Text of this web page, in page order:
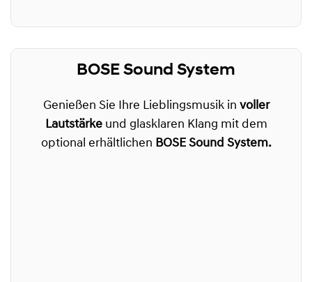
BOSE Sound System
Genießen Sie Ihre Lieblingsmusik in voller
Lautstärke und glasklaren Klang mit dem
optional erhältlichen BOSE Sound System.